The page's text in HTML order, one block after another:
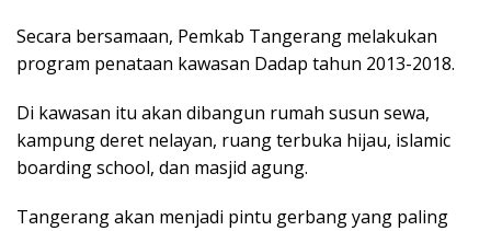
Secara bersamaan, Pemkab Tangerang melakukan
program penataan kawasan Dadap tahun 2013-2018.
Di kawasan itu akan dibangun rumah susun sewa,
kampung deret nelayan, ruang terbuka hijau, islamic
boarding school, dan masjid agung.
Tangerang akan menjadi pintu gerbang yang paling